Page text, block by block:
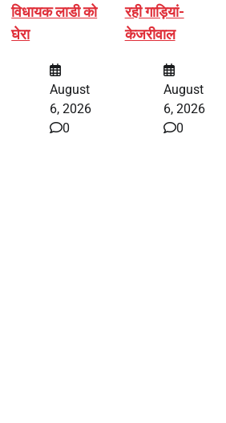
विधायक लाडी को
घेरा
August
6, 2026
0
रही गाड़ियां-
केजरीवाल
August
6, 2026
0